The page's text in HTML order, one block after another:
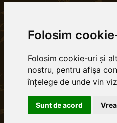
Folosim
Folosim cookie-uri și
nostru, pentru afișa
înțelege de unde vin
Sunt de acord